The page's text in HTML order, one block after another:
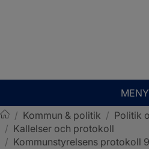
MENY
Sotenäs kommun
/ Kommun & politik / Politik
/ Kallelser och protokoll
/ Kommunstyrelsens protokoll